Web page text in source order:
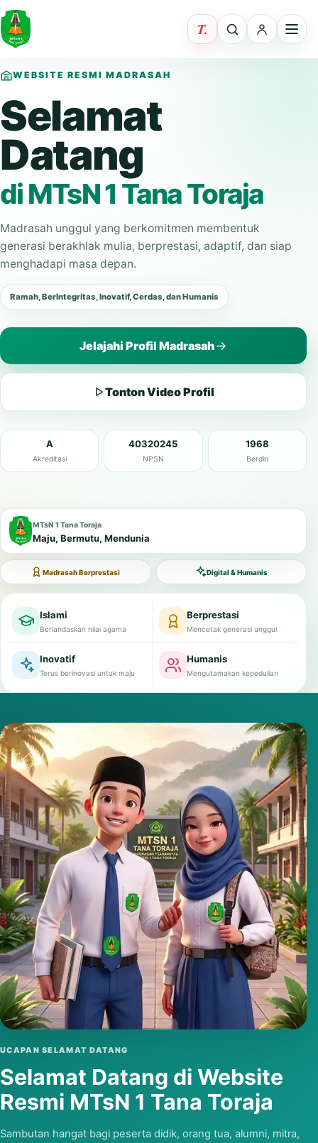
WEBSITE RESMI MADRASAH
Selamat
Datang
di MTsN 1 Tana Toraja
Madrasah unggul yang berkomitmen membentuk
generasi berakhlak mulia, berprestasi, adaptif, dan siap
menghadapi masa depan.
Ramah, BerIntegritas, Inovatif, Cerdas, dan Humanis
Jelajahi Profil Madrasah
Tonton Video Profil
A
Akreditasi
40320245
NPSN
1968
Berdiri
MTsN 1 Tana Toraja
Maju, Bermutu, Mendunia
Madrasah Berprestasi Digital & Humanis
Islami
Berlandaskan nilai agama
Berprestasi
Mencetak generasi unggul
Inovatif
Terus berinovasi untuk maju
Humanis
Mengutamakan kepedulian
UCAPAN SELAMAT DATANG
Selamat Datang di Website
Resmi MTsN 1 Tana Toraja
Sambutan hangat bagi peserta didik, orang tua, alumni, mitra,
Putar video